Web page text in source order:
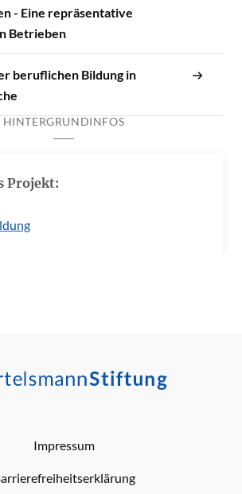
- Eine repräsentative
Betrieben
beruflichen Bildung in
HINTERGRUNDINFOS
Projekt:
Impressum